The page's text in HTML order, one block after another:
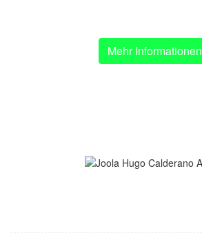
Mehr Informationen